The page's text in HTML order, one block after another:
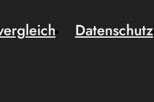
Datenschutz